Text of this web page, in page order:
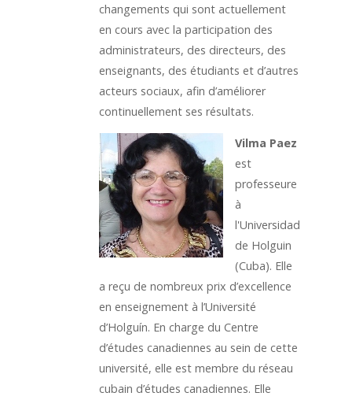
changements qui sont actuellement
en cours avec la participation des
administrateurs, des directeurs, des
enseignants, des étudiants et d’autres
acteurs sociaux, afin d’améliorer
continuellement ses résultats.
Vilma Paez
est
professeure
à
l'Universidad
de Holguin
(Cuba). Elle
a reçu de nombreux prix d’excellence
en enseignement à l’Université
d’Holguín. En charge du Centre
d’études canadiennes au sein de cette
université, elle est membre du réseau
cubain d’études canadiennes. Elle